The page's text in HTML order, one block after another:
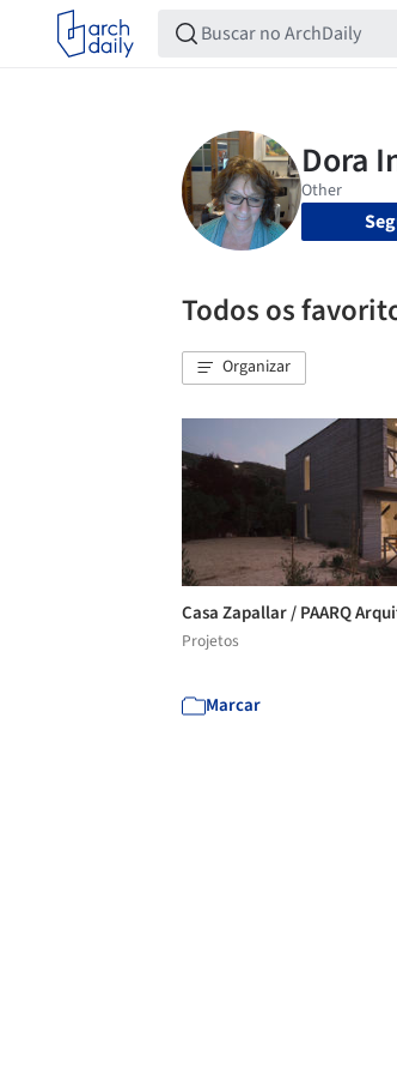
Todos os
Organizar
Casa Zapallar / PAARQ
Projetos
Marcar